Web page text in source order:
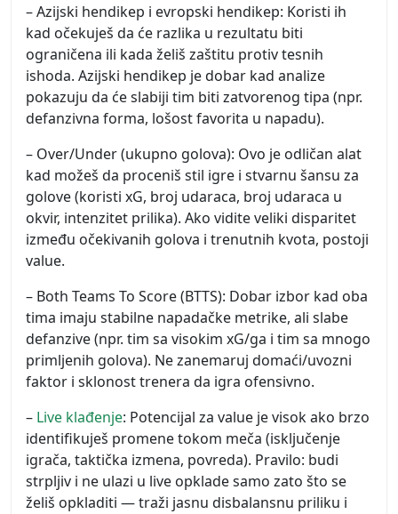
– Azijski hendikep i evropski hendikep: Koristi ih
kad očekuješ da će razlika u rezultatu biti
ograničena ili kada želiš zaštitu protiv tesnih
ishoda. Azijski hendikep je dobar kad analize
pokazuju da će slabiji tim biti zatvorenog tipa (npr.
defanzivna forma, lošost favorita u napadu).
– Over/Under (ukupno golova): Ovo je odličan alat
kad možeš da proceniš stil igre i stvarnu šansu za
golove (koristi xG, broj udaraca, broj udaraca u
okvir, intenzitet prilika). Ako vidite veliki disparitet
između očekivanih golova i trenutnih kvota, postoji
value.
– Both Teams To Score (BTTS): Dobar izbor kad oba
tima imaju stabilne napadačke metrike, ali slabe
defanzive (npr. tim sa visokim xG/ga i tim sa mnogo
primljenih golova). Ne zanemaruj domaći/uvozni
faktor i sklonost trenera da igra ofensivno.
– Live klađenje: Potencijal za value je visok ako brzo
identifikuješ promene tokom meča (isključenje
igrača, taktička izmena, povreda). Pravilo: budi
strpljiv i ne ulazi u live opklade samo zato što se
želiš opkladiti — traži jasnu disbalansnu priliku i